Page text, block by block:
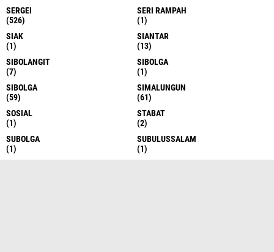
SERGEI
(526)
SERI RAMPAH
(1)
SIAK
(1)
SIANTAR
(13)
SIBOLANGIT
(7)
SIBOLGA
(1)
SIBOLGA
(59)
SIMALUNGUN
(61)
SOSIAL
(1)
STABAT
(2)
SUBOLGA
(1)
SUBULUSSALAM
(1)